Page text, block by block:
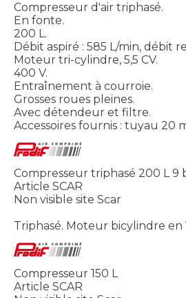
Compresseur d'air triphasé.
En fonte.
200 L.
Débit aspiré : 585 L/min, débit
Moteur tri-cylindre, 5,5 CV.
400 V.
Entraînement à courroie.
Grosses roues pleines.
Avec détendeur et filtre.
Accessoires fournis : tuyau 20
Compresseur triphasé 200 L 9
Article SCAR
Non visible site Scar
Triphasé. Moteur bicylindre en
Compresseur 150 L
Article SCAR